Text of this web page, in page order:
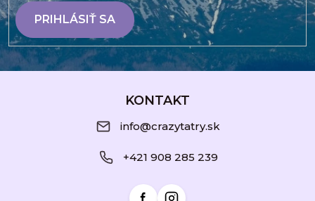
PRIHLÁSIŤ SA
KONTAKT
info@crazytatry.sk
+421 908 285 239